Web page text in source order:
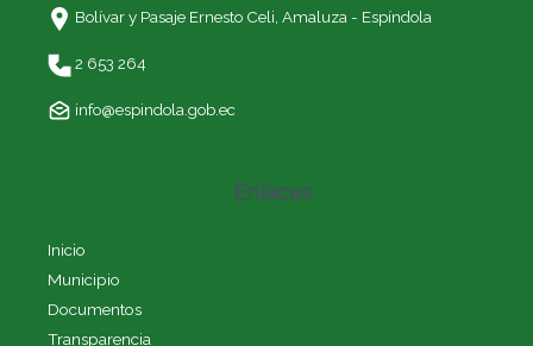
Bolívar y Pasaje Ernesto Celi, Amaluza - Espíndola
2 653 264
info@espindola.gob.ec
Enlaces
Inicio
Municipio
Documentos
Transparencia